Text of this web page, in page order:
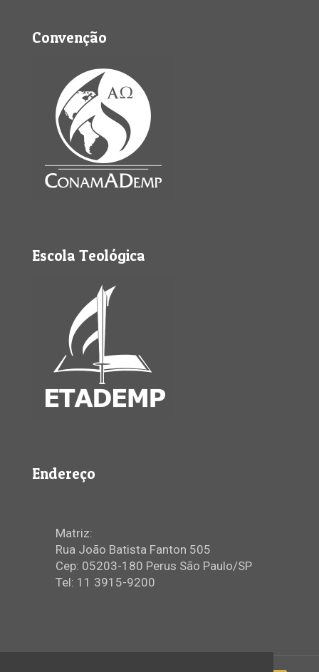
Convenção
Escola Teológica
Endereço
Matriz:
Rua João Batista Fanton 505
Cep: 05203-180 Perus São Paulo/SP
Tel: 11 3915-9200